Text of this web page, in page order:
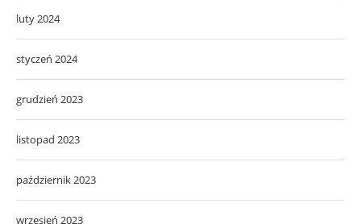
luty 2024
styczeń 2024
grudzień 2023
listopad 2023
październik 2023
wrzesień 2023